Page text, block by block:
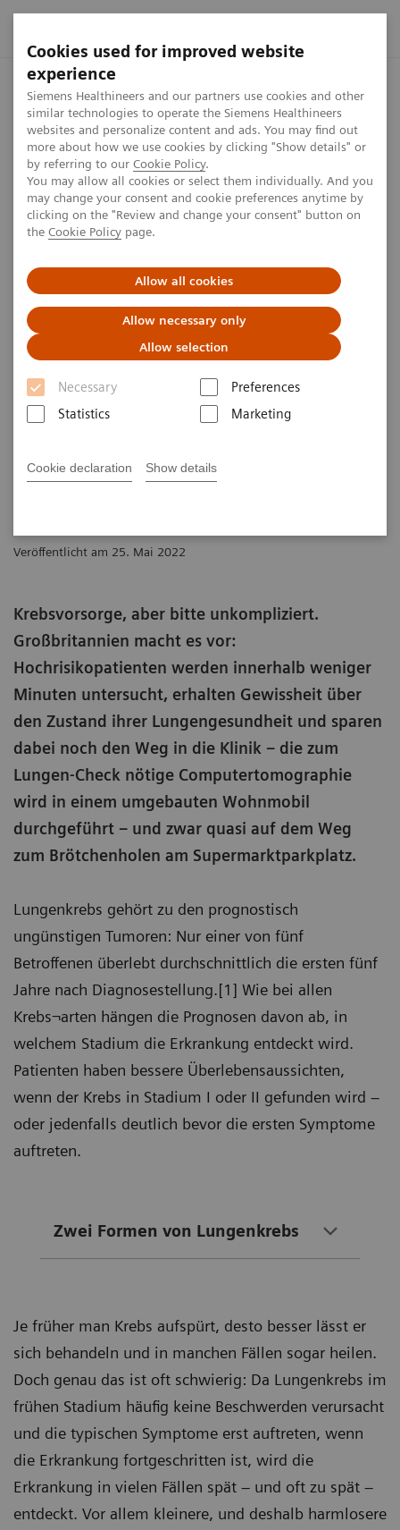
Cookies used for improved website
experience
Siemens Healthineers and our partners use cookies and other
similar technologies to operate the Siemens Healthineers
websites and personalize content and ads. You may find out
more about how we use cookies by clicking "Show details" or
by referring to our Cookie Policy.
You may allow all cookies or select them individually. And you
may change your consent and cookie preferences anytime by
clicking on the "Review and change your consent" button on
the Cookie Policy page.
Allow all cookies
Allow necessary only
Allow selection
Necessary
Preferences
Statistics
Marketing
Cookie declaration Show details
Startseite Perspektiven Lungencheck am Parkplatz?
Onkologie
Lungencheck am Parkplatz?
Eine Idee, die Kosten spart und Leben rettet: Der
National Health Service (NHS) in Großbritannien hat
im Rahmen seines Long Term Plan beschlossen,
Gefährdete proaktiv zur kostenlosen Krebsvorsorge
einzuladen..
Veröffentlicht am 25. Mai 2022
Krebsvorsorge, aber bitte unkompliziert.
Großbritannien macht es vor:
Hochrisikopatienten werden innerhalb weniger
Minuten untersucht, erhalten Gewissheit über
den Zustand ihrer Lungengesundheit und sparen
dabei noch den Weg in die Klinik – die zum
Lungen-Check nötige Computertomographie
wird in einem umgebauten Wohnmobil
durchgeführt – und zwar quasi auf dem Weg
zum Brötchenholen am Supermarktparkplatz.
Lungenkrebs gehört zu den prognostisch
ungünstigen Tumoren: Nur einer von fünf
Betroffenen überlebt durchschnittlich die ersten fünf
Jahre nach Diagnosestellung.[1] Wie bei allen
Krebs¬arten hängen die Prognosen davon ab, in
welchem Stadium die Erkrankung entdeckt wird.
Patienten haben bessere Überlebensaussichten,
wenn der Krebs in Stadium I oder II gefunden wird –
oder jedenfalls deutlich bevor die ersten Symptome
auftreten.
Zwei Formen von Lungenkrebs
Je früher man Krebs aufspürt, desto besser lässt er
sich behandeln und in manchen Fällen sogar heilen.
Doch genau das ist oft schwierig: Da Lungenkrebs im
frühen Stadium häufig keine Beschwerden verursacht
und die typischen Symptome erst auftreten, wenn
die Erkrankung fortgeschritten ist, wird die
Erkrankung in vielen Fällen spät – und oft zu spät –
entdeckt. Vor allem kleinere, und deshalb harmlosere